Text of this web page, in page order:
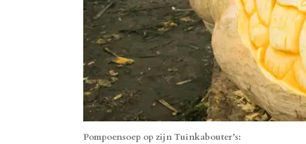
Pompoensoep op zijn Tuinkabouter’s: